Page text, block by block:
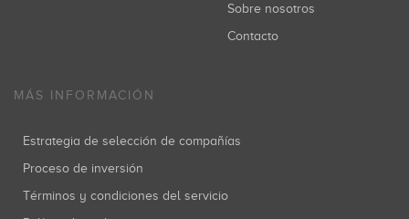
Sobre nosotros
Contacto
MÁS INFORMACIÓN
Estrategia de selección de compañías
Proceso de inversión
Términos y condiciones del servicio